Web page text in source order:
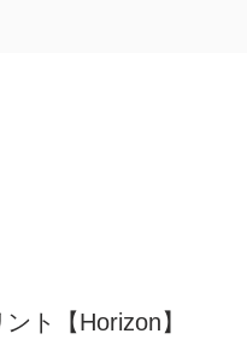
ト【Horizon】